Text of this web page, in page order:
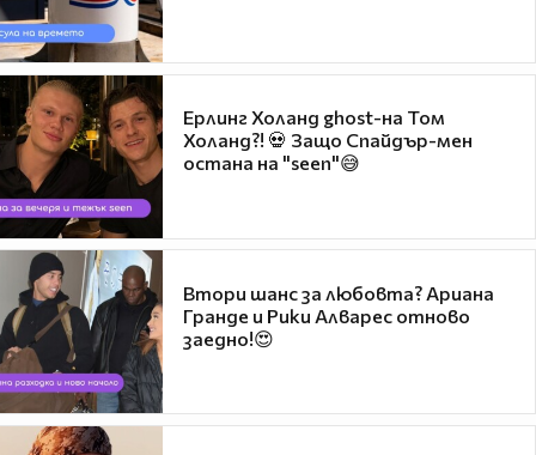
Ерлинг Холанд ghost-на Том
Холанд?! 💀 Защо Спайдър-мен
остана на "seen"😅
Втори шанс за любовта? Ариана
Гранде и Рики Алварес отново
заедно!😍